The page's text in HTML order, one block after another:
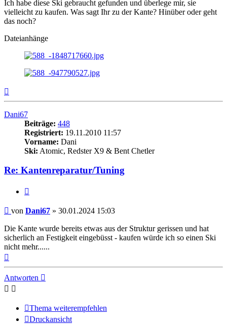
Ich habe diese Ski gebraucht gefunden und überlege mir, sie
vielleicht zu kaufen. Was sagt Ihr zu der Kante? Hinüber oder geht
das noch?
Dateianhänge
Dani67
Beiträge: 448
Registriert: 19.11.2010 11:57
Vorname: Dani
Ski: Atomic, Redster X9 & Bent Chetler
Re: Kantenreparatur/Tuning
Beitrag
von Dani67 » 30.01.2024 15:03
Die Kante wurde bereits etwas aus der Struktur gerissen und hat
sicherlich an Festigkeit eingebüsst - kaufen würde ich so einen Ski
nicht mehr......
Antworten
Thema weiterempfehlen
Druckansicht